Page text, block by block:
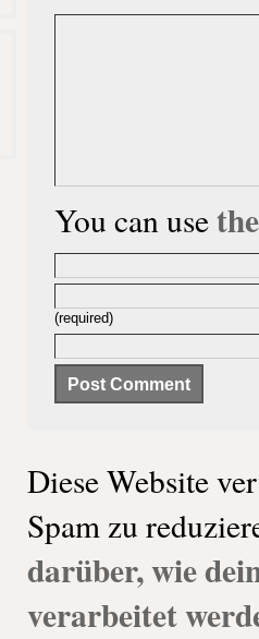
You can use
(required)
Diese Website
Spam zu
darüber, wie
verarbeitet